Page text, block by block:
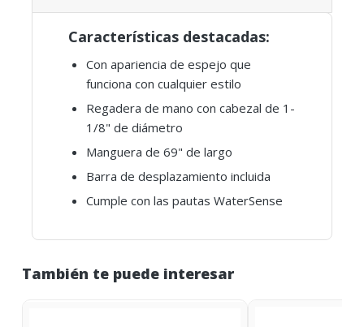
Características destacadas:
Con apariencia de espejo que
funciona con cualquier estilo
Regadera de mano con cabezal de 1-
1/8" de diámetro
Manguera de 69" de largo
Barra de desplazamiento incluida
Cumple con las pautas WaterSense
También te puede interesar